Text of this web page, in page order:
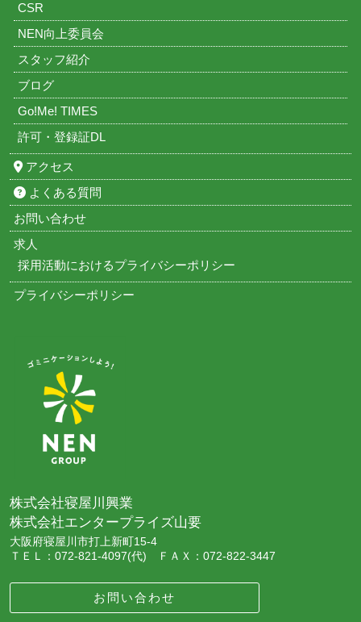
株式会社寝屋川興業
株式会社エンタープライズ山要
大阪府寝屋川市打上新町15-4
ＴＥＬ：072-821-4097(代) ＦＡＸ：072-822-3447
お問い合わせ
CSR
NEN向上委員会
スタッフ紹介
ブログ
Go!Me! TIMES
許可・登録証DL
アクセス
よくある質問
お問い合わせ
求人
採用活動におけるプライバシーポリシー
プライバシーポリシー